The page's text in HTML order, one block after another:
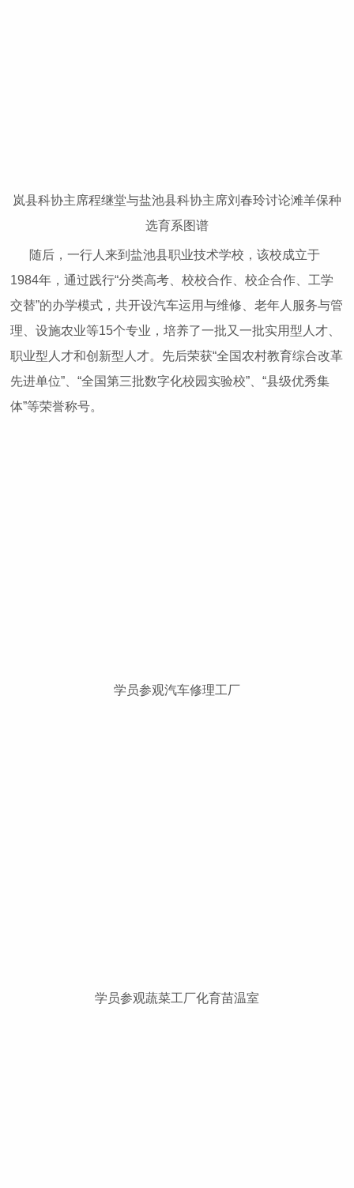
岚县科协主席程继堂与盐池县科协主席刘春玲讨论滩羊保种
选育系图谱
随后，一行人来到盐池县职业技术学校，该校成立于
1984年，通过践行“分类高考、校校合作、校企合作、工学
交替”的办学模式，共开设汽车运用与维修、老年人服务与管
理、设施农业等15个专业，培养了一批又一批实用型人才、
职业型人才和创新型人才。先后荣获“全国农村教育综合改革
先进单位”、“全国第三批数字化校园实验校”、“县级优秀集
体”等荣誉称号。
学员参观汽车修理工厂
学员参观蔬菜工厂化育苗温室